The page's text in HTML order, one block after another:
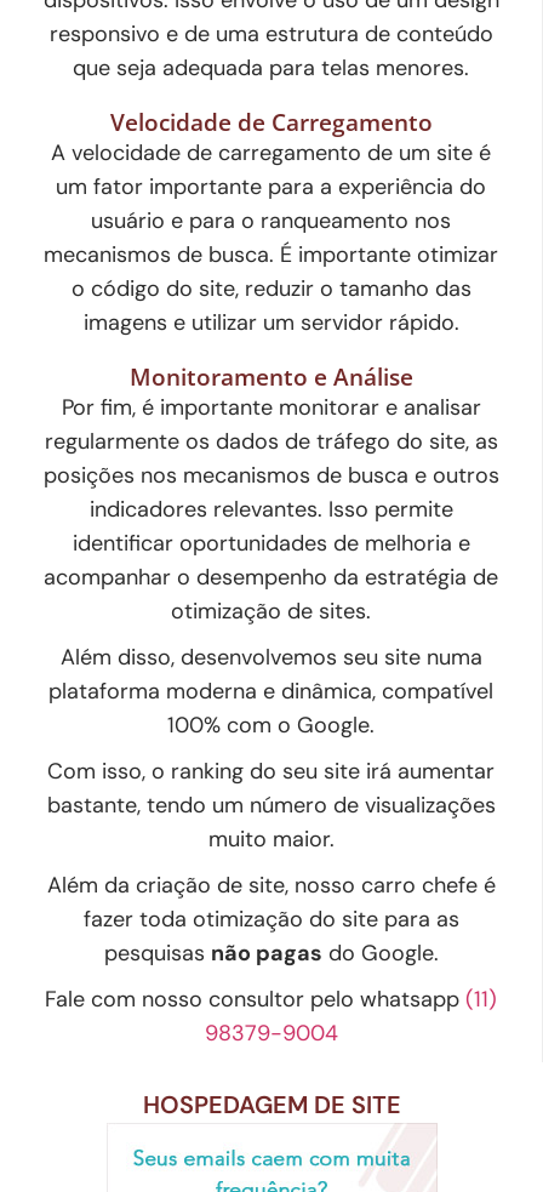
responsivo e de uma estrutura de conteúdo
que seja adequada para telas menores.
Velocidade de Carregamento
A velocidade de carregamento de um site é
um fator importante para a experiência do
usuário e para o ranqueamento nos
mecanismos de busca. É importante otimizar
o código do site, reduzir o tamanho das
imagens e utilizar um servidor rápido.
Monitoramento e Análise
Por fim, é importante monitorar e analisar
regularmente os dados de tráfego do site, as
posições nos mecanismos de busca e outros
indicadores relevantes. Isso permite
identificar oportunidades de melhoria e
acompanhar o desempenho da estratégia de
otimização de sites.
Além disso, desenvolvemos seu site numa
plataforma moderna e dinâmica, compatível
100% com o Google.
Com isso, o ranking do seu site irá aumentar
bastante, tendo um número de visualizações
muito maior.
Além da criação de site, nosso carro chefe é
fazer toda otimização do site para as
pesquisas não pagas do Google.
Fale com nosso consultor pelo whatsapp (11)
98379-9004
HOSPEDAGEM DE SITE